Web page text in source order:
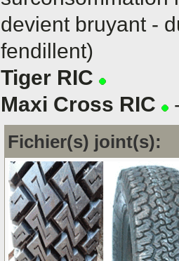
devient bruyant -
fendillent)
Tiger RIC
Maxi Cross RIC
Fichier(s) joint(s):